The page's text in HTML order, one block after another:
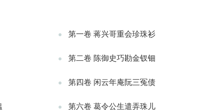
第一卷 蒋兴哥重会珍珠衫
第二卷 陈御史巧勘金钗钿
第四卷 闲云年庵阮三冤债
第六卷 葛令公生遣弄珠儿